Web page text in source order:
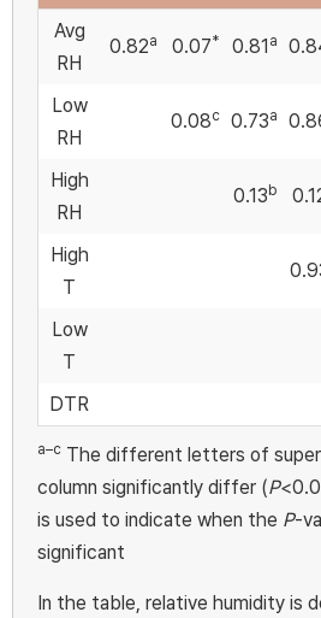
Avg
RH
0.82a 0.07* 0.81 a
Low
RH
0.08c 0.73a
High
RH
0.13b
High
T
Low
T
DTR
a–c The different letters of
column significantly differ (P
is used to indicate when the P-
significant
In the table, relative humidity is